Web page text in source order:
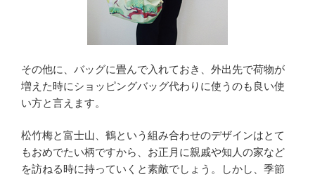
その他に、バッグに畳んで入れておき、外出先で荷物が
増えた時にショッピングバッグ代わりに使うのも良い使
い方と言えます。
松竹梅と富士山、鶴という組み合わせのデザインはとて
もおめでたい柄ですから、お正月に親戚や知人の家など
を訪ねる時に持っていくと素敵でしょう。しかし、季節